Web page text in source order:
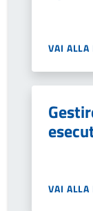
VAI ALLA
VAI ALLA